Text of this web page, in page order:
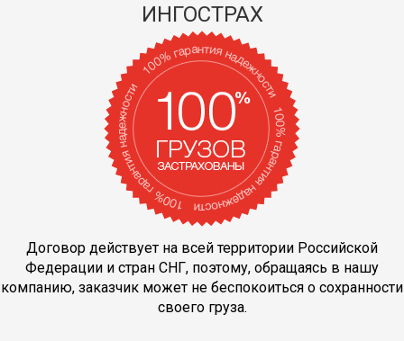
ИНГОСТРАХ
Договор действует на всей территории Российской
Федерации и стран СНГ, поэтому, обращаясь в нашу
компанию, заказчик может не беспокоиться о сохранности
своего груза.